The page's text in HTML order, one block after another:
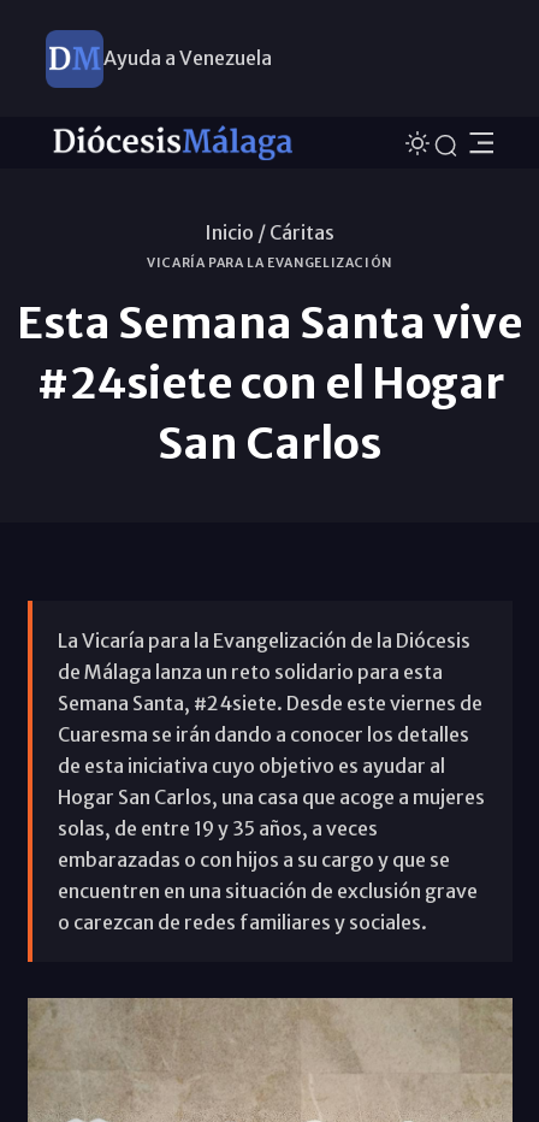
Ayuda a Venezuela
Inicio / Cáritas
VICARÍA PARA LA EVANGELIZACIÓN
Esta Semana Santa vive
#24siete con el Hogar
San Carlos
La Vicaría para la Evangelización de la Diócesis
de Málaga lanza un reto solidario para esta
Semana Santa, #24siete. Desde este viernes de
Cuaresma se irán dando a conocer los detalles
de esta iniciativa cuyo objetivo es ayudar al
Hogar San Carlos, una casa que acoge a mujeres
solas, de entre 19 y 35 años, a veces
embarazadas o con hijos a su cargo y que se
encuentren en una situación de exclusión grave
o carezcan de redes familiares y sociales.